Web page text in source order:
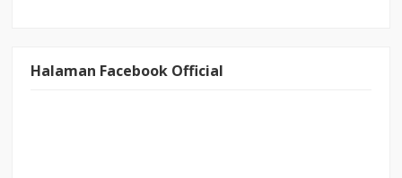
Halaman Facebook Official